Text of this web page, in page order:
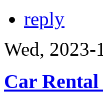
reply
Wed,
Car